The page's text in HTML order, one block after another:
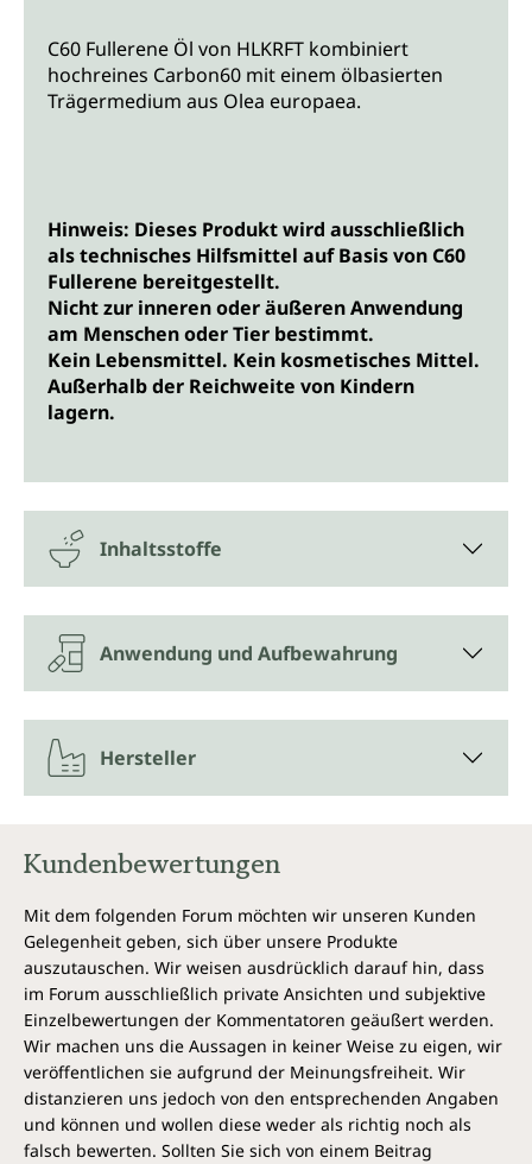
C60 Fullerene Öl von HLKRFT kombiniert
hochreines Carbon60 mit einem ölbasierten
Trägermedium aus Olea europaea.
Hinweis: Dieses Produkt wird ausschließlich
als technisches Hilfsmittel auf Basis von C60
Fullerene bereitgestellt.
Nicht zur inneren oder äußeren Anwendung
am Menschen oder Tier bestimmt.
Kein Lebensmittel. Kein kosmetisches Mittel.
Außerhalb der Reichweite von Kindern
lagern.
Inhaltsstoffe
Anwendung und Aufbewahrung
Hersteller
Kundenbewertungen
Mit dem folgenden Forum möchten wir unseren Kunden
Gelegenheit geben, sich über unsere Produkte
auszutauschen. Wir weisen ausdrücklich darauf hin, dass
im Forum ausschließlich private Ansichten und subjektive
Einzelbewertungen der Kommentatoren geäußert werden.
Wir machen uns die Aussagen in keiner Weise zu eigen, wir
veröffentlichen sie aufgrund der Meinungsfreiheit. Wir
distanzieren uns jedoch von den entsprechenden Angaben
und können und wollen diese weder als richtig noch als
falsch bewerten. Sollten Sie sich von einem Beitrag